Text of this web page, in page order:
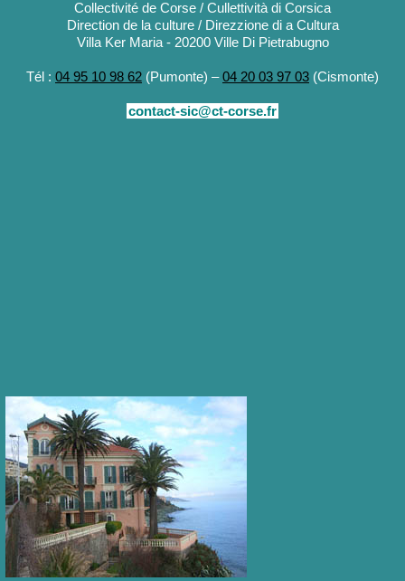
Collectivité de Corse / Cullettività di Corsica
Direction de la culture / Direzzione di a Cultura
Villa Ker Maria - 20200 Ville Di Pietrabugno
Tél : 04 95 10 98 62 (Pumonte) –04 20 03 97 03 (Cismonte)
contact-sic@ct-corse.fr